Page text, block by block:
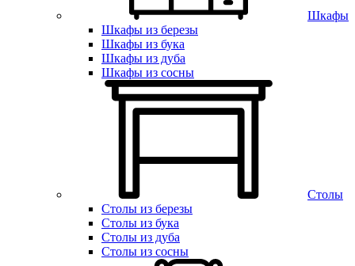
Шкафы
Шкафы из березы
Шкафы из бука
Шкафы из дуба
Шкафы из сосны
Столы
Столы из березы
Столы из бука
Столы из дуба
Столы из сосны